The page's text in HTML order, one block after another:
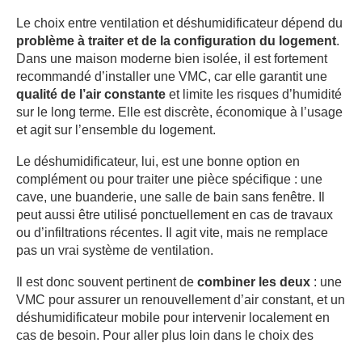
Le choix entre ventilation et déshumidificateur dépend du
problème à traiter et de la configuration du logement.
Dans une maison moderne bien isolée, il est fortement
recommandé d’installer une VMC, car elle garantit une
qualité de l’air constante et limite les risques d’humidité
sur le long terme. Elle est discrète, économique à l’usage
et agit sur l’ensemble du logement.
Le déshumidificateur, lui, est une bonne option en
complément ou pour traiter une pièce spécifique : une
cave, une buanderie, une salle de bain sans fenêtre. Il
peut aussi être utilisé ponctuellement en cas de travaux
ou d’infiltrations récentes. Il agit vite, mais ne remplace
pas un vrai système de ventilation.
Il est donc souvent pertinent de combiner les deux : une
VMC pour assurer un renouvellement d’air constant, et un
déshumidificateur mobile pour intervenir localement en
cas de besoin. Pour aller plus loin dans le choix des